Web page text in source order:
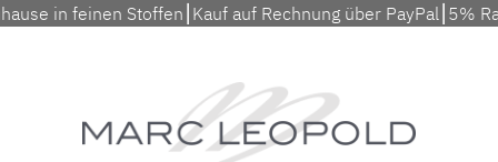
in feinen Stoffen⎮Kauf auf Rechnung über PayPal⎮5%